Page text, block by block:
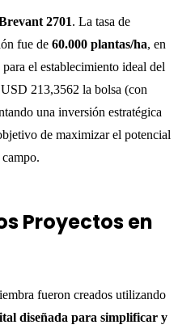
2701. La tasa de
fue de 60.000 plantas/ha, en
el establecimiento ideal del
213,3562 la bolsa (con
una inversión estratégica
de maximizar el potencial
Proyectos en
fueron creados utilizando
diseñada para simplificar y